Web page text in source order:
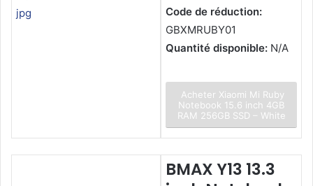
Code de réduction:
GBXMRUBY01
Quantité disponible: N/A
Acheter Xiaomi Mi Ruby
Notebook 15.6 inch 4GB
RAM 256GB SSD – White
BMAX Y13 13.3